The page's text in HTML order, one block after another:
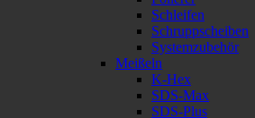
Schleifen
Schruppscheiben
Systemzubehör
Meißeln
K-Hex
SDS-Max
SDS-Plus